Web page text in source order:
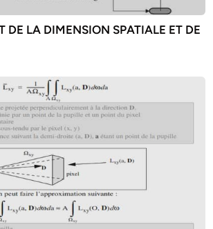
DE LA DIMENSION SPATIALE ET DE